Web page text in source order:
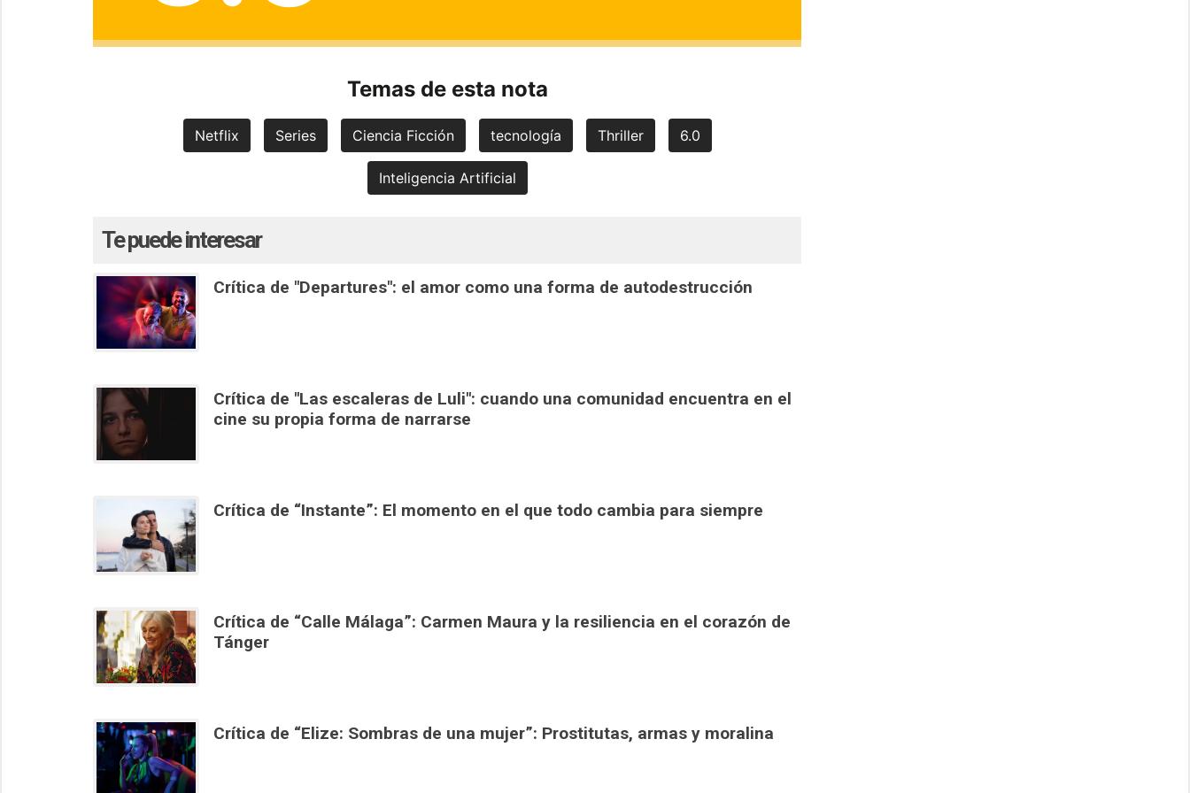
Temas de esta nota
Netflix Series Ciencia Ficción tecnología Thriller 6.0
Inteligencia Artificial
Te puede interesar
Crítica de "Departures": el amor como una forma de autodestrucción
Crítica de "Las escaleras de Luli": cuando una comunidad encuentra en el
cine su propia forma de narrarse
Crítica de “Instante”: El momento en el que todo cambia para siempre
Crítica de “Calle Málaga”: Carmen Maura y la resiliencia en el corazón de
Tánger
Crítica de “Elize: Sombras de una mujer”: Prostitutas, armas y moralina